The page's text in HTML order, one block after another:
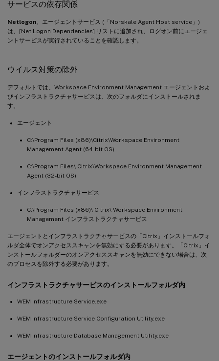
サービスの依存関係
Netlogon。エージェントサービス (「Norskale Agent Host service」)
は、[Net Logon Dependencies] リストに追加され、ログオン前にエージェ
ントサービスが実行されていることを確認します。
ウイルス対策の除外
デフォルトでは、Workspace Environment Management エージェントおよ
びインフラストラクチャサービスは、次のフォルダにインストールされま
す。
エージェント
C:\Program Files (x86)\Citrix\Workspace Environment
Management Agent (64-bit OS)
C:\Program Files\ Citrix\Workspace Environment Management
Agent (32-bit OS)
インフラストラクチャサービス
C:\Program Files (x86)\ Citrix\ Workspace Environment
Management インフラストラクチャサービス
エージェントとインフラストラクチャサービスの「Citrix」インストールフォ
ルダ全体でオンアクセススキャンを無効にする必要があります。「Citrix」イ
ンストールフォルダーのオンアクセススキャンを無効にできない場合は、次
のプロセスを除外する必要があります。
インフラストラクチャサービスのインストールフォルダ内
WEM Infrastructure Service.exe
WEM Infrastructure Service Configuration Utility.exe
WEM Infrastructure Database Management Utility.exe
エージェントのインストールフォルダ内